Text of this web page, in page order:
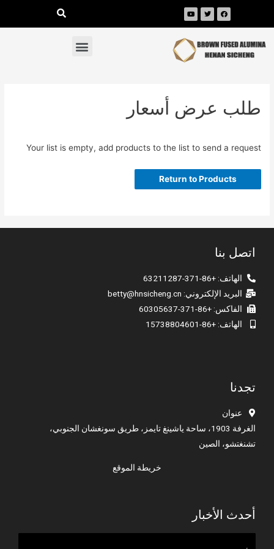
طلب عرض أسعار
Your list is empty, add products to the list to send a request
Return to Products
اتصل بنا
الهاتف: +86-371-63211287
البريد الإلكتروني: betty@hnsicheng.cn
الفاكس: +86-371-60305637
الهاتف: +86-15738804601
تجدنا
عنوان
الغرفة 1903، ساحة ياشينغ تايمز، طريق سونغشان الجنوبي،
تشنغتشو، الصين
خريطة الموقع
أحدث الأخبار